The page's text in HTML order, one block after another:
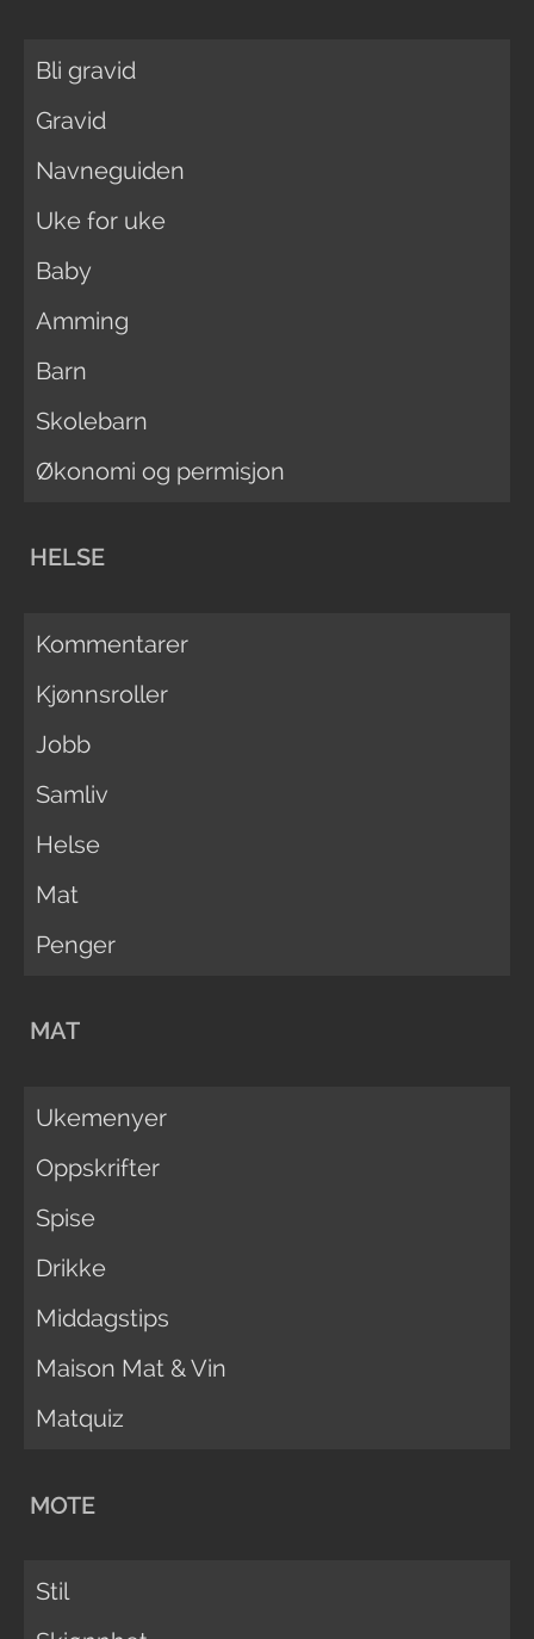
Bli gravid
Gravid
Navneguiden
Uke for uke
Baby
Amming
Barn
Skolebarn
Økonomi og permisjon
HELSE
Kommentarer
Kjønnsroller
Jobb
Samliv
Helse
Mat
Penger
MAT
Ukemenyer
Oppskrifter
Spise
Drikke
Middagstips
Maison Mat & Vin
Matquiz
MOTE
Stil